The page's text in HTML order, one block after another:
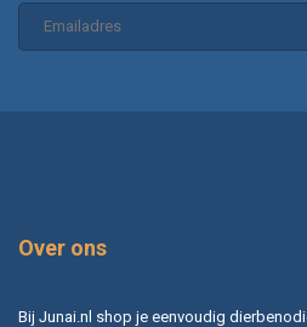
Over ons
Bij Junai.nl shop je eenvoudig